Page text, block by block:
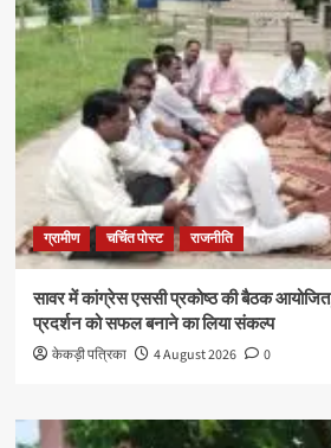
ग्रामीण चर्चित पोस्ट राजनीति
सावर में कांग्रेस एससी प्रकोष्ठ की बैठक
प्रदर्शन को सफल बनाने का लिया संकल्प
केकड़ी पत्रिका 4 August 2026 0